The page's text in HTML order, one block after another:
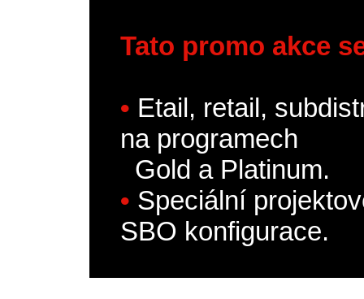
Tato promo akce
• Etail, retail,
na programech
Gold a Platinum.
• Speciální
SBO konfigurace.